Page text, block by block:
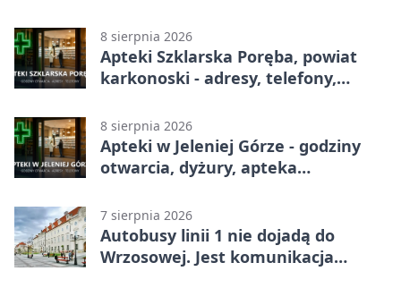
8 sierpnia 2026
Apteki Szklarska Poręba, powiat
karkonoski - adresy, telefony,
8 sierpnia 2026
Apteki w Jeleniej Górze - godziny
otwarcia, dyżury, apteka
7 sierpnia 2026
Autobusy linii 1 nie dojadą do
Wrzosowej. Jest komunikacja